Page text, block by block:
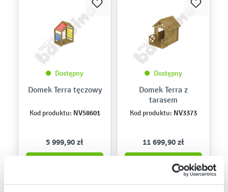
Dostępny
Domek Terra tęczowy
Kod produktu: NV58601
5 999,90 zł
Dostępny
Domek Terra z
tarasem
Kod produktu: NV3373
11 699,90 zł